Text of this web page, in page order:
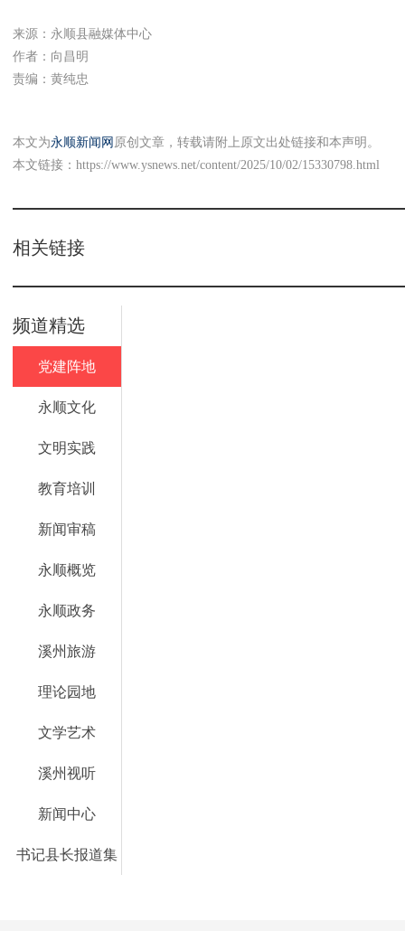
来源：永顺县融媒体中心
作者：向昌明
责编：黄纯忠
本文为永顺新闻网 原创文章，转载请附上原文出处链接和本声明。
本文链接： https://www.ysnews.net/content/2025/10/02/15330798.html
相关链接
频道精选
党建阵地
永顺文化
文明实践
教育培训
新闻审稿
永顺概览
永顺政务
溪州旅游
理论园地
文学艺术
溪州视听
新闻中心
书记县长报道集